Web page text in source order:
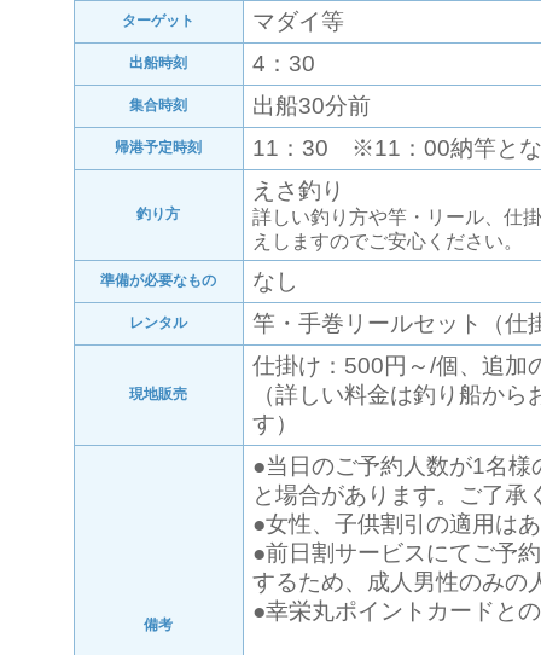
ターゲット マダイ等
出船時刻 4：30
集合時刻 出船30分前
帰港予定時刻 11：30 ※11：00納竿とな
釣り方
えさ釣り
詳しい釣り方や竿・リール、仕
えしますのでご安心ください。
準備が必要なもの なし
レンタル 竿・手巻リールセット（仕
現地販売
仕掛け：500円～/個、追加
（詳しい料金は釣り船か
す）
備考
●当日のご予約人数が1名
と場合があります。ご了承
●女性、子供割引の適用は
●前日割サービスにてご予
するため、成人男性のみの
●幸栄丸ポイントカードと